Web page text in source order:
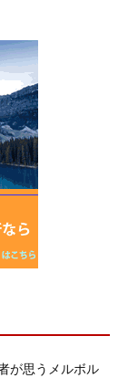
が思うメルボル